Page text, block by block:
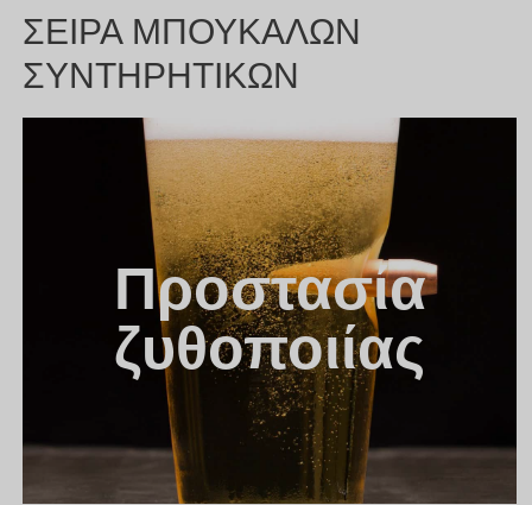
ΣΕΙΡΑ ΜΠΟΥΚΑΛΩΝ
ΣΥΝΤΗΡΗΤΙΚΩΝ
Προστασία
ζυθοποιίας